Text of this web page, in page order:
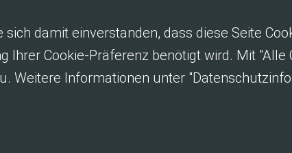
damit einverstanden, dass diese Seite
Ihrer Cookie-Präferenz benötigt wird. Mit
Weitere Informationen unter